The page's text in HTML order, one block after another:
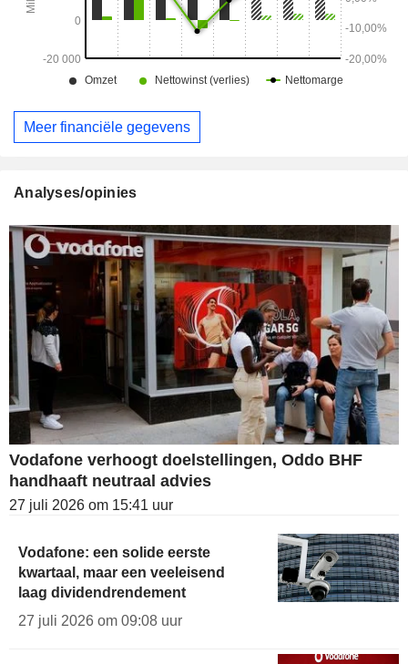
Meer financiële gegevens
Analyses/opinies
Vodafone verhoogt doelstellingen, Oddo BHF
handhaaft neutraal advies
27 juli 2026 om 15:41 uur
Vodafone: een solide eerste
kwartaal, maar een veeleisend
laag dividendrendement
27 juli 2026 om 09:08 uur